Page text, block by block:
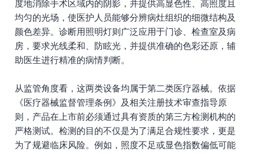
度地消除手术区域内的阴影，并提供高显色性、高照度且
均匀的光场，使医护人员能够分辨病灶组织的细微结构及
颜色差异。诊断用照明灯则广泛应用于门诊、检查室及病
房，要求光线柔和、防眩光，并提供准确的色彩还原，辅
助医生进行精准的病情判断。
从监管角度看，这两类设备均属于第二类医疗器械。依据
《医疗器械监督管理条例》及相关注册技术审查指导原
则，产品在上市前必须通过具有资质的第三方检测机构的
严格测试。检测的目的不仅是为了满足合规性要求，更是
为了规避临床风险。例如，照度不足或显色指数偏低可能